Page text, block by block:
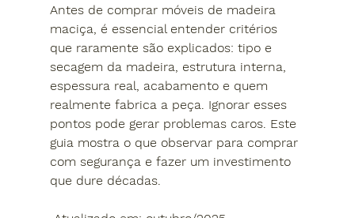
Antes de comprar móveis de madeira
maciça, é essencial entender critérios
que raramente são explicados: tipo e
secagem da madeira, estrutura interna,
espessura real, acabamento e quem
realmente fabrica a peça. Ignorar esses
pontos pode gerar problemas caros. Este
guia mostra o que observar para comprar
com segurança e fazer um investimento
que dure décadas.